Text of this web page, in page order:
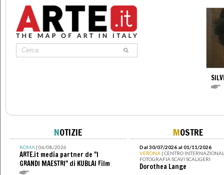
NOTIZIE
ROMA| 06/08/2026
ARTE.it media partner de "I
GRANDI MAESTRI" di KUBLAI Film
MOSTRE
Dal 30/07/2026 al 01/11/2026
VERONA | CENTRO
FOTOGRAFIA SCAVI SCALIGERI
Dorothea Lange